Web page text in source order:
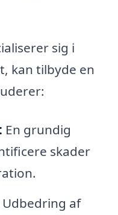
sig i
kan tilbyde en
En grundig
skader
Udbedring af